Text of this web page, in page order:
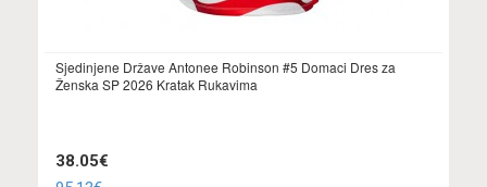
Sjedinjene Države Antonee Robinson #5 Domaci Dres za
Ženska SP 2026 Kratak Rukavima
38.05€